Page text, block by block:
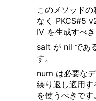
このメソッド
なく PKCS#5
IV を生成すべき
salt が nil であ
す。
num は必要な
繰り返し適用
を使うべきです。